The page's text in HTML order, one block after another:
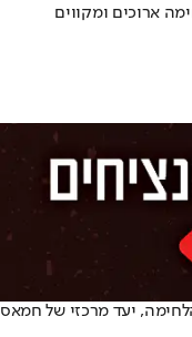
ארוכים ומקווים
במרכז הלחימה, יעד מרכזי של חמאס